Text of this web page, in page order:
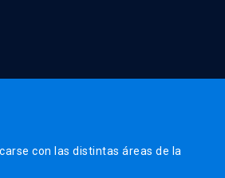
con las distintas áreas de la